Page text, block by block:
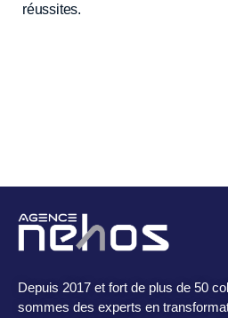
réussites.
Depuis 2017 et fort de plus de 50
sommes des experts en